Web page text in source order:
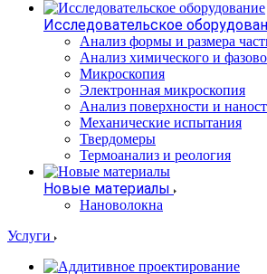
Исследовательское
Анализ формы и размера
Анализ химического и
Микроскопия
Электронная микроскопия
Анализ поверхности и
Механические испытания
Твердомеры
Термоанализ и реология
Новые материалы
Нановолокна
Услуги